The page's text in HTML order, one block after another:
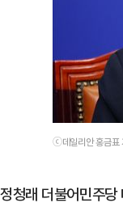
ⓒ데일리안 홍금표
정청래 더불어민주